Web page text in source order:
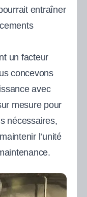
entraîner
un facteur
concevons
avec
mesure pour
nécessaires,
l’unité